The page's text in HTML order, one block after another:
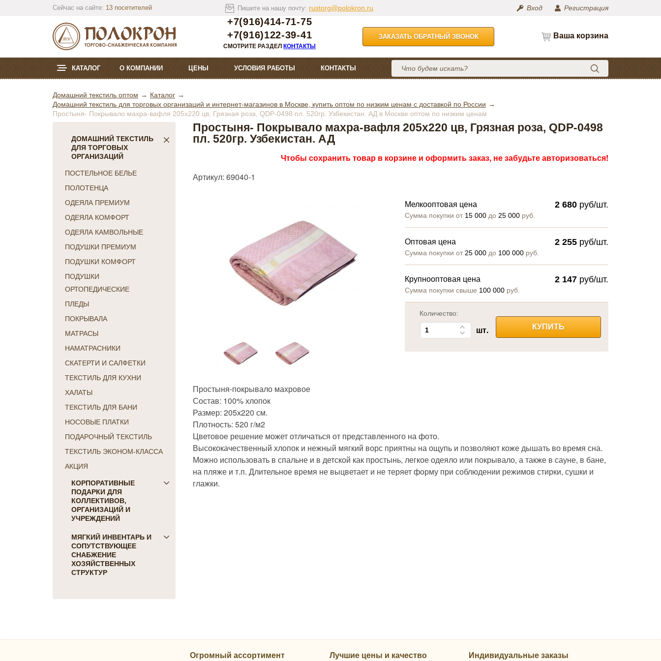
Сейчас на сайте: 13 посетителей Пишите на нашу почту: rustorg@polokron.ru Вход Регистрация
+7(916)414-71-75
+7(916)122-39-41
СМОТРИТЕ РАЗДЕЛКОНТАКТЫ
ЗАКАЗАТЬ ОБРАТНЫЙ ЗВОНОК Ваша корзина
КАТАЛОГ О КОМПАНИИ ЦЕНЫ УСЛОВИЯ РАБОТЫ КОНТАКТЫ
Домашний текстиль оптом
Каталог
Домашний текстиль для торговых организаций и интернет-магазинов в Москве, купить оптом по низким ценам с доставкой по России
Простыня- Покрывало махра-вафля 205х220 цв, Грязная роза, QDP-0498 пл. 520гр. Узбекистан. АД в Москве оптом по низким ценам
ДОМАШНИЙ ТЕКСТИЛЬ
ДЛЯ ТОРГОВЫХ
ОРГАНИЗАЦИЙ
ПОСТЕЛЬНОЕ БЕЛЬЕ
ПОЛОТЕНЦА
ОДЕЯЛА ПРЕМИУМ
ОДЕЯЛА КОМФОРТ
ОДЕЯЛА КАМВОЛЬНЫЕ
ПОДУШКИ ПРЕМИУМ
ПОДУШКИ КОМФОРТ
ПОДУШКИ
ОРТОПЕДИЧЕСКИЕ
ПЛЕДЫ
ПОКРЫВАЛА
МАТРАСЫ
НАМАТРАСНИКИ
СКАТЕРТИ И САЛФЕТКИ
ТЕКСТИЛЬ ДЛЯ КУХНИ
ХАЛАТЫ
ТЕКСТИЛЬ ДЛЯ БАНИ
НОСОВЫЕ ПЛАТКИ
ПОДАРОЧНЫЙ ТЕКСТИЛЬ
ТЕКСТИЛЬ ЭКОНОМ-КЛАССА
АКЦИЯ
КОРПОРАТИВНЫЕ
ПОДАРКИ ДЛЯ
КОЛЛЕКТИВОВ,
ОРГАНИЗАЦИЙ И
УЧРЕЖДЕНИЙ
ПОДАРКИ ДЛЯ КОГО:
Женщинам
Коллегам
Мужчинам
День Победы
МЯГКИЙ ИНВЕНТАРЬ И
СОПУТСТВУЮЩЕЕ
СНАБЖЕНИЕ
ХОЗЯЙСТВЕННЫХ
СТРУКТУР
Простыня- Покрывало махра-вафля 205х220 цв, Грязная роза, QDP-0498
пл. 520гр. Узбекистан. АД
Чтобы сохранить товар в корзине и оформить заказ, не забудьте авторизоваться!
Артикул: 69040-1
Мелкооптовая цена
Сумма покупки от 15 000до 25 000руб.
2 680 руб/шт.
Оптовая цена
Сумма покупки от 25 000до 100 000руб.
2 255 руб/шт.
Крупнооптовая цена
Сумма покупки свыше 100 000руб.
2 147 руб/шт.
Количество:
шт. КУПИТЬ
Простыня-покрывало махровое
Состав: 100% хлопок
Размер: 205х220 см.
Плотность: 520 г/м2
Цветовое решение может отличаться от представленного на фото.
Высококачественный хлопок и нежный мягкий ворс приятны на ощупь и позволяют коже дышать во время сна.
Можно использовать в спальне и в детской как простынь, легкое одеяло или покрывало, а также в сауне, в бане,
на пляже и т.п. Длительное время не выцветает и не теряет форму при соблюдении режимов стирки, сушки и
глажки.
Огромный ассортимент Лучшие цены и качество Индивидуальные заказы